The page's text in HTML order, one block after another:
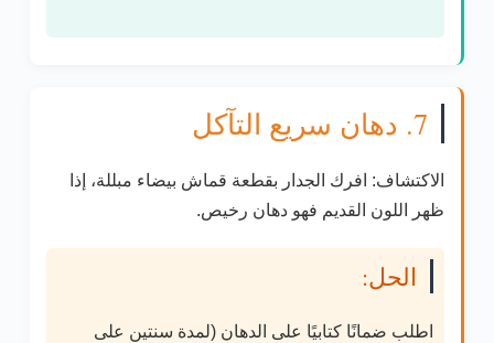
7. دهان سريع التآكل
الاكتشاف: افرك الجدار بقطعة قماش بيضاء مبللة، إذا
ظهر اللون القديم فهو دهان رخيص.
الحل:
اطلب ضمانًا كتابيًا على الدهان (لمدة سنتين على